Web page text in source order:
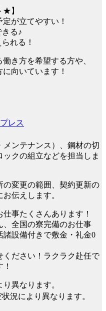
★】
が立てやすい！
る♪
れる！
き方を希望する方や、
向いています！
レス
ンテナンス）、鋼材の切
クの組立などを担当しま
変更の範囲、契約更新の
伝えします。
事たくさんあります！
、全国の寮完備のお仕事
諸設備付きで敷金・礼金0
ください！ラクラク赴任で
異なります。
況により異なります。